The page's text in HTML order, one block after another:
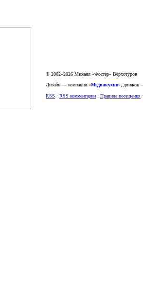
© 2002–2026 Михаил «Фостер» Верхотуров
Дизайн — компания «Медиакухня»,
RSS · RSS комментарии · Правила посещения